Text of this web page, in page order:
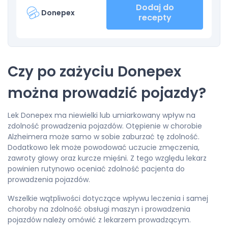
Donepex
Dodaj do
recepty
Czy po zażyciu Donepex
można prowadzić pojazdy?
Lek Donepex ma niewielki lub umiarkowany wpływ na
zdolność prowadzenia pojazdów. Otępienie w chorobie
Alzheimera może samo w sobie zaburzać tę zdolność.
Dodatkowo lek może powodować uczucie zmęczenia,
zawroty głowy oraz kurcze mięśni. Z tego względu lekarz
powinien rutynowo oceniać zdolność pacjenta do
prowadzenia pojazdów.
Wszelkie wątpliwości dotyczące wpływu leczenia i samej
choroby na zdolność obsługi maszyn i prowadzenia
pojazdów należy omówić z lekarzem prowadzącym.